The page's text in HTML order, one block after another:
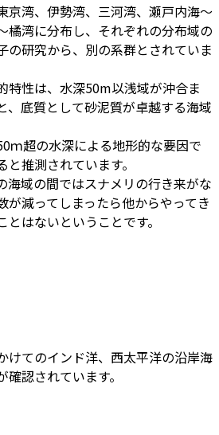
京湾、伊勢湾、三河湾、瀬戸内海～
橘湾に分布し、それぞれの分布域の
の研究から、別の系群とされていま
特性は、水深50m以浅域が沖合ま
、底質として砂泥質が卓越する海域
ｍ超の水深による地形的な要因で
推測されています。
海域の間ではスナメリの行き来がな
が減ってしまったら他からやってき
はないということです。
けてのインド洋、西太平洋の沿岸海
認されています。